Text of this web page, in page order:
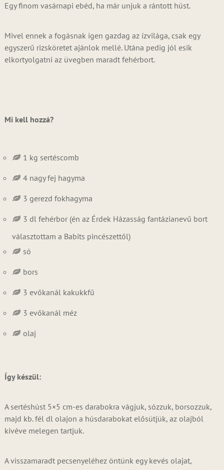
Egy finom vasárnapi ebéd, ha már unjuk a rántott húst.
Mivel ennek a fogásnak igen gazdag az ízvilága, csak egy
egyszerű rizsköretet ajánlok mellé. Utána pedig jól esik
elkortyolgatni az üvegben maradt fehérbort.
Mi kell hozzá?
1 kg sertéscomb
4 nagy fej hagyma
3 gerezd fokhagyma
3 dl fehérbor (én az Érdek Házasság fantázianevű bort
választottam a Babits pincészettől)
só
bors
3 evőkanál kakukkfű
3 evőkanál méz
olaj
Így készül:
A sertéshúst 5×5 cm-es darabokra vágjuk, sózzuk, borsozzuk,
majd kb. fél dl olajon a húsdarabokat elősütjük, az olajból
kivéve melegen tartjuk.
A visszamaradt pecsenyeléhez öntünk egy kevés olajat,